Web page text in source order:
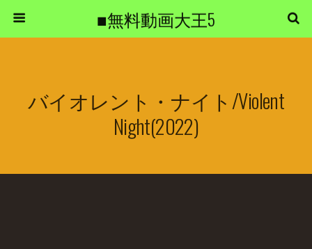
■無料動画大王5
バイオレント・ナイト/Violent
Night(2022)